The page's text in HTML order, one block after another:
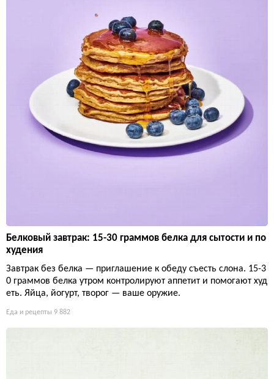
Белковый завтрак: 15-30 граммов белка для сытости и по
худения
Завтрак без белка — приглашение к обеду съесть слона. 15-3
0 граммов белка утром контролируют аппетит и помогают худ
еть. Яйца, йогурт, творог — ваше оружие.
Еда и рецепты 9 882